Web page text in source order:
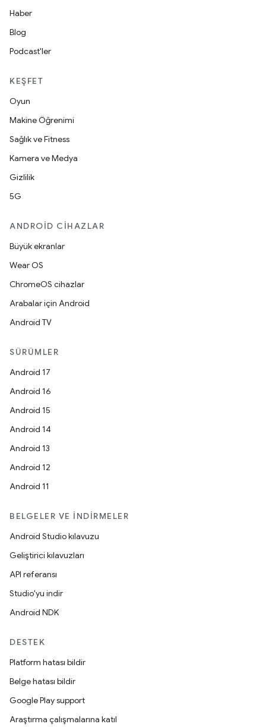
Haber
Blog
Podcast'ler
KEŞFET
Oyun
Makine Öğrenimi
Sağlık ve Fitness
Kamera ve Medya
Gizlilik
5G
ANDROID CIHAZLAR
Büyük ekranlar
Wear OS
ChromeOS cihazlar
Arabalar için Android
Android TV
SÜRÜMLER
Android 17
Android 16
Android 15
Android 14
Android 13
Android 12
Android 11
BELGELER VE İNDIRMELER
Android Studio kılavuzu
Geliştirici kılavuzları
API referansı
Studio'yu indir
Android NDK
DESTEK
Platform hatası bildir
Belge hatası bildir
Google Play support
Araştırma çalışmalarına katıl